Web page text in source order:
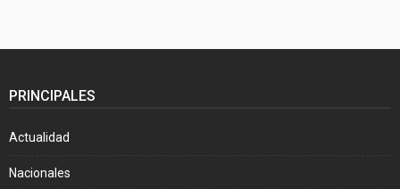
PRINCIPALES
Actualidad
Nacionales